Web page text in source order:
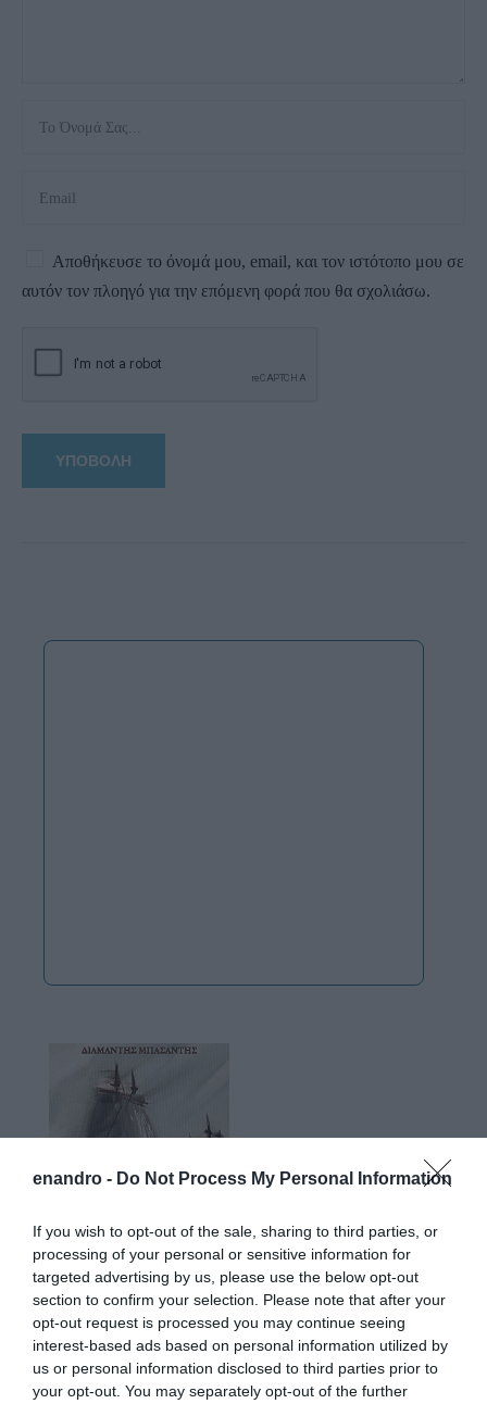
enandro - Do Not Process My Personal Information
If you wish to opt-out of the sale, sharing to third parties, or
processing of your personal or sensitive information for
targeted advertising by us, please use the below opt-out
section to confirm your selection. Please note that after your
opt-out request is processed you may continue seeing
interest-based ads based on personal information utilized by
us or personal information disclosed to third parties prior to
your opt-out. You may separately opt-out of the further
Αποθήκευσε το όνομά μου, email, και τον ιστότοπο μου σε
αυτόν τον πλοηγό για την επόμενη φορά που θα σχολιάσω.